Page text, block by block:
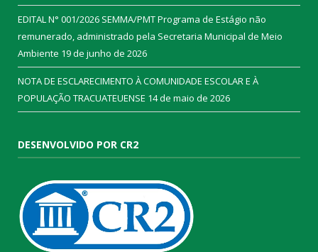
EDITAL N° 001/2026 SEMMA/PMT Programa de Estágio não
remunerado, administrado pela Secretaria Municipal de Meio
Ambiente 19 de junho de 2026
NOTA DE ESCLARECIMENTO À COMUNIDADE ESCOLAR E À
POPULAÇÃO TRACUATEUENSE 14 de maio de 2026
DESENVOLVIDO POR CR2